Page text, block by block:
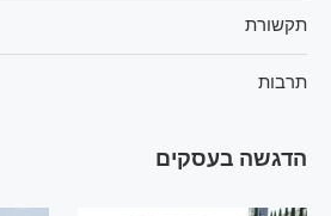
תקשורת
תרבות
הדגשה בעסקים